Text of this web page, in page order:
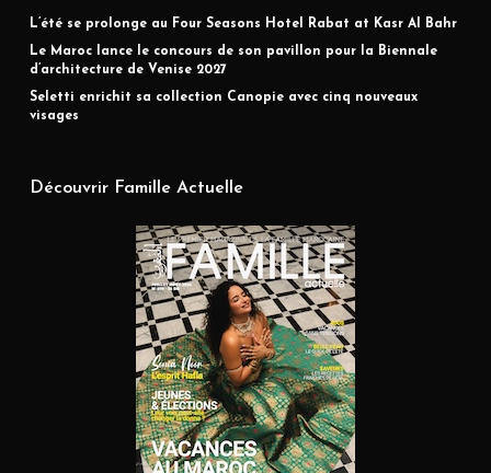
L’été se prolonge au Four Seasons Hotel Rabat at Kasr Al Bahr
Le Maroc lance le concours de son pavillon pour la Biennale
d’architecture de Venise 2027
Seletti enrichit sa collection Canopie avec cinq nouveaux
visages
Découvrir Famille Actuelle